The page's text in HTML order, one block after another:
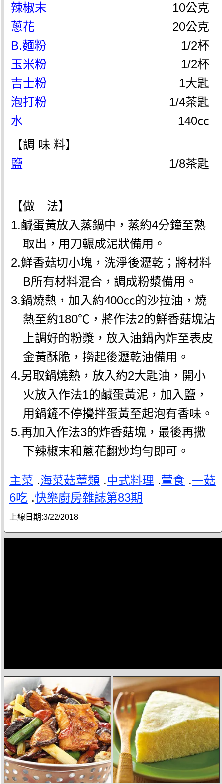
辣椒末
10公克
蔥花
20公克
B.麵粉
1/2杯
玉米粉
1/2杯
吉士粉
1大匙
泡打粉
1/4茶匙
水
140㏄
【調 味 料】
鹽
1/8茶匙
【做 法】
1.鹹蛋黃放入蒸鍋中，蒸約4分鐘至熟
取出，用刀輾成泥狀備用。
2.鮮香菇切小塊，洗淨後瀝乾；將材料
B所有材料混合，調成粉漿備用。
3.鍋燒熱，加入約400㏄的沙拉油，燒
熱至約180℃，將作法2的鮮香菇塊沾
上調好的粉漿，放入油鍋內炸至表皮
金黃酥脆，撈起後瀝乾油備用。
4.另取鍋燒熱，放入約2大匙油，開小
火放入作法1的鹹蛋黃泥，加入鹽，
用鍋鏟不停攪拌蛋黃至起泡有香味。
5.再加入作法3的炸香菇塊，最後再撒
下辣椒末和蔥花翻炒均勻即可。
主菜 .海菜菇蕈類 .中式料理 .葷食 .一菇
6吃 .快樂廚房雜誌第83期
上線日期:3/22/2018